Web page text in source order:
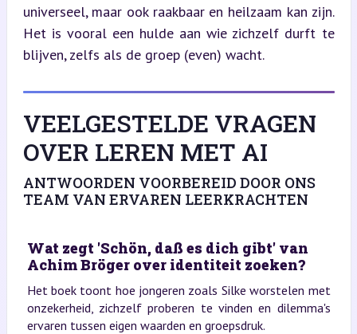
universeel, maar ook raakbaar en heilzaam kan zijn.
Het is vooral een hulde aan wie zichzelf durft te
blijven, zelfs als de groep (even) wacht.
VEELGESTELDE VRAGEN
OVER LEREN MET AI
ANTWOORDEN VOORBEREID DOOR ONS
TEAM VAN ERVAREN LEERKRACHTEN
Wat zegt 'Schön, daß es dich gibt' van
Achim Bröger over identiteit zoeken?
Het boek toont hoe jongeren zoals Silke worstelen met
onzekerheid, zichzelf proberen te vinden en dilemma's
ervaren tussen eigen waarden en groepsdruk.